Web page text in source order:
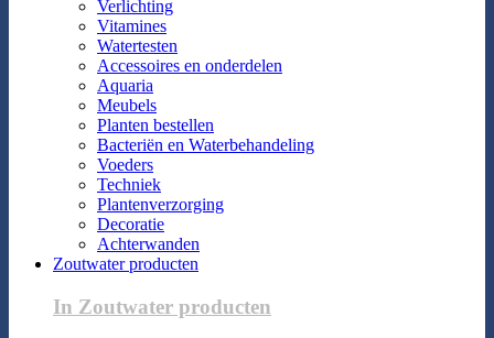
Verlichting
Vitamines
Watertesten
Accessoires en onderdelen
Aquaria
Meubels
Planten bestellen
Bacteriën en Waterbehandeling
Voeders
Techniek
Plantenverzorging
Decoratie
Achterwanden
Zoutwater producten
In Zoutwater producten